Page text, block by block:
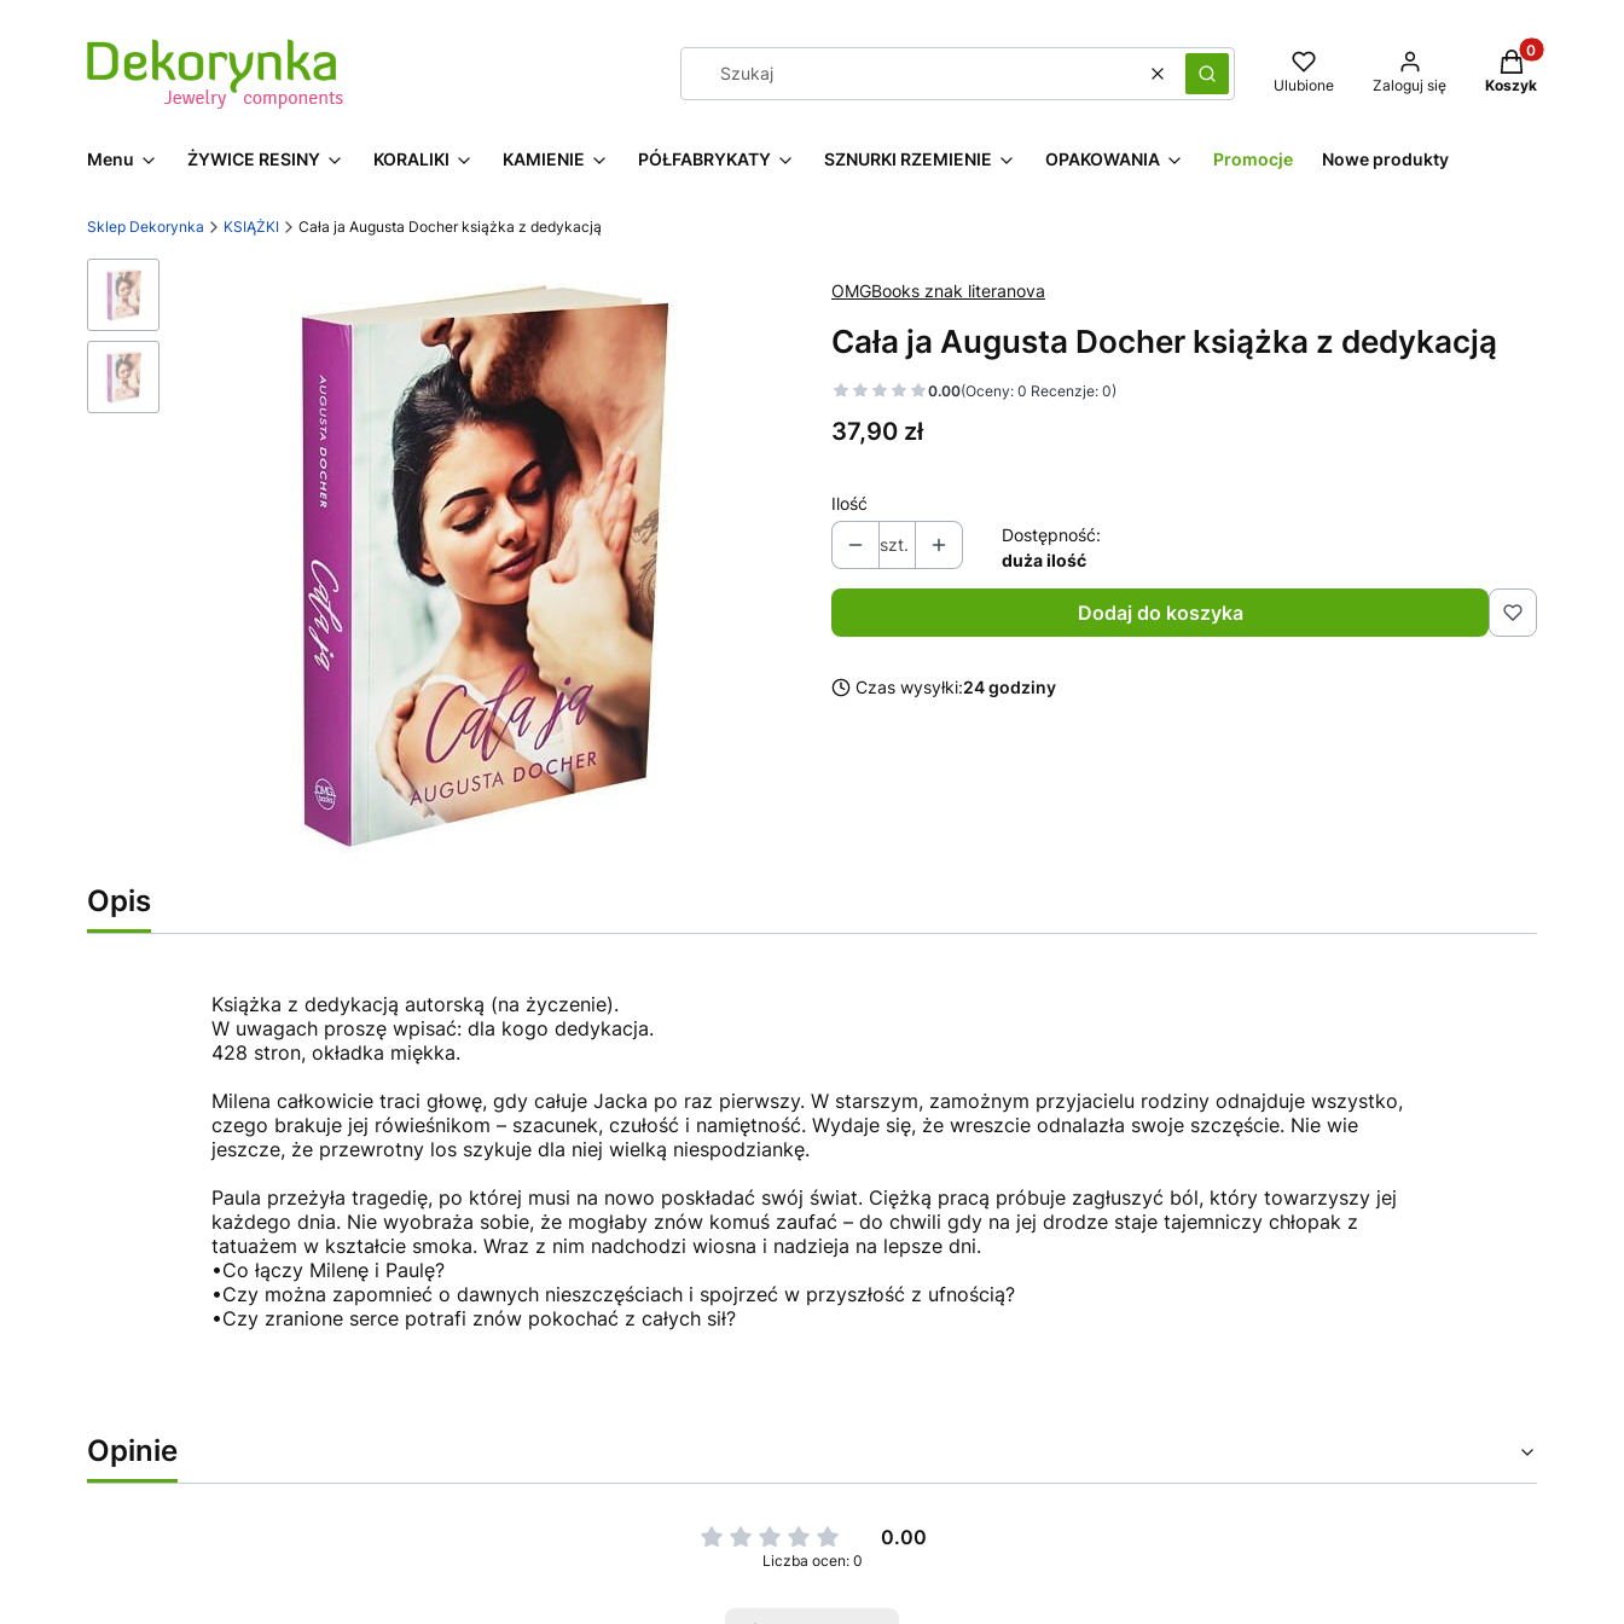
WyczyśćSzukaj Ulubione Zaloguj się
Produkty w
Koszyk
Menu ŻYWICE RESINY KORALIKI KAMIENIE PÓŁFABRYKATY SZNURKI RZEMIENIE OPAKOWANIA Promocje Nowe produkty
Sklep Dekorynka KSIĄŻKI Cała ja Augusta Docher książka z dedykacją
OMGBooks znak literanova
Cała ja Augusta Docher książka z dedykacją
0.00(Oceny: 0 Recenzje: 0)
Cena
37,90 zł
Ilość
szt.
Dostępność:
duża ilość
Dodaj do koszyka
Czas wysyłki:24 godziny
Opis
Książka z dedykacją autorską (na życzenie).
W uwagach proszę wpisać: dla kogo dedykacja.
428 stron, okładka miękka.
Milena całkowicie traci głowę, gdy całuje Jacka po raz pierwszy. W starszym, zamożnym przyjacielu rodziny odnajduje wszystko,
czego brakuje jej rówieśnikom – szacunek, czułość i namiętność. Wydaje się, że wreszcie odnalazła swoje szczęście. Nie wie
jeszcze, że przewrotny los szykuje dla niej wielką niespodziankę.
Paula przeżyła tragedię, po której musi na nowo poskładać swój świat. Ciężką pracą próbuje zagłuszyć ból, który towarzyszy jej
każdego dnia. Nie wyobraża sobie, że mogłaby znów komuś zaufać – do chwili gdy na jej drodze staje tajemniczy chłopak z
tatuażem w kształcie smoka. Wraz z nim nadchodzi wiosna i nadzieja na lepsze dni.
•Co łączy Milenę i Paulę?
•Czy można zapomnieć o dawnych nieszczęściach i spojrzeć w przyszłość z ufnością?
•Czy zranione serce potrafi znów pokochać z całych sił?
Opinie
0.00
Liczba ocen: 0